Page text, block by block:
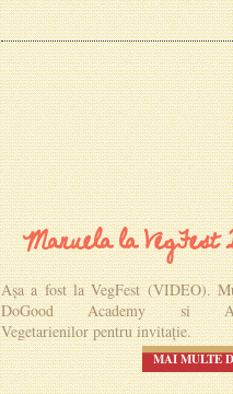
Manuela la VegFest
Așa a fost la VegFest (VIDEO).
DoGood Academy si
Vegetarienilor pentru invitație.
MAI MULTE